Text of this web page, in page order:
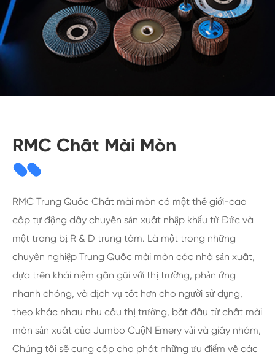
RMC Chất Mài Mòn
RMC Trung Quốc Chất mài mòn có một thế giới-cao
cấp tự động dây chuyền sản xuất nhập khẩu từ Đức và
một trang bị R & D trung tâm. Là một trong những
chuyên nghiệp Trung Quốc mài mòn các nhà sản xuất,
dựa trên khái niệm gần gũi với thị trường, phản ứng
nhanh chóng, và dịch vụ tốt hơn cho người sử dụng,
theo khác nhau nhu cầu thị trường, bắt đầu từ chất mài
mòn sản xuất của Jumbo CuộN Emery vải và giấy nhám,
Chúng tôi sẽ cung cấp cho phát những ưu điểm về các